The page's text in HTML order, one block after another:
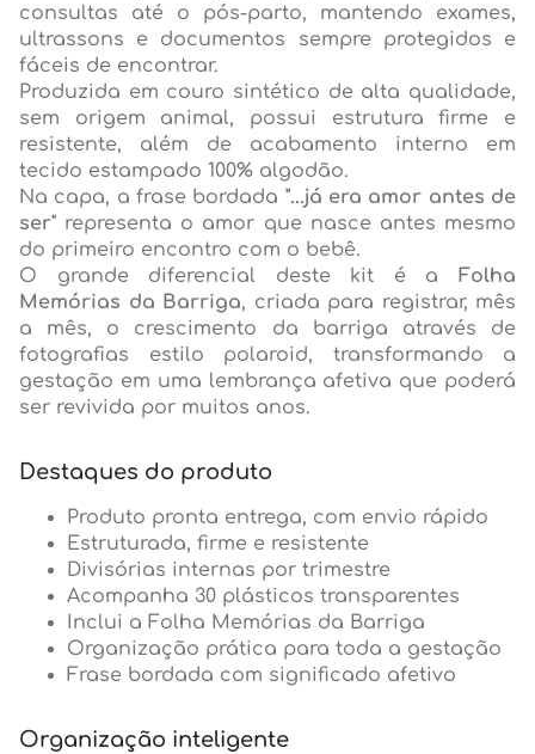
consultas até o pós-parto, mantendo exames,
ultrassons e documentos sempre protegidos e
fáceis de encontrar.
Produzida em couro sintético de alta qualidade,
sem origem animal, possui estrutura firme e
resistente, além de acabamento interno em
tecido estampado 100% algodão.
Na capa, a frase bordada "...já era amor antes de
ser" representa o amor que nasce antes mesmo
do primeiro encontro com o bebê.
O grande diferencial deste kit é a
Folha
Memórias da Barriga, criada para registrar, mês
a mês, o crescimento da barriga através de
fotografias estilo polaroid, transformando a
gestação em uma lembrança afetiva que poderá
ser revivida por muitos anos.
Destaques do produto
Produto pronta entrega, com envio rápido
Estruturada, firme e resistente
Divisórias internas por trimestre
Acompanha 30 plásticos transparentes
Inclui a Folha Memórias da Barriga
Organização prática para toda a gestação
Frase bordada com significado afetivo
Organização inteligente